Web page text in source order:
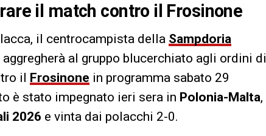
il match contro il Frosinone
il centrocampista della Sampdoria
al gruppo blucerchiato agli ordini di
il Frosinone in programma sabato 29
è stato impegnato ieri sera in Polonia-Malta,
2026 e vinta dai polacchi 2-0.